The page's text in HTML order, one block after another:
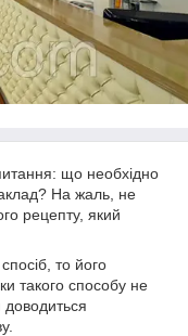
що необхідно
На жаль, не
рецепту, який
то його
такого способу не